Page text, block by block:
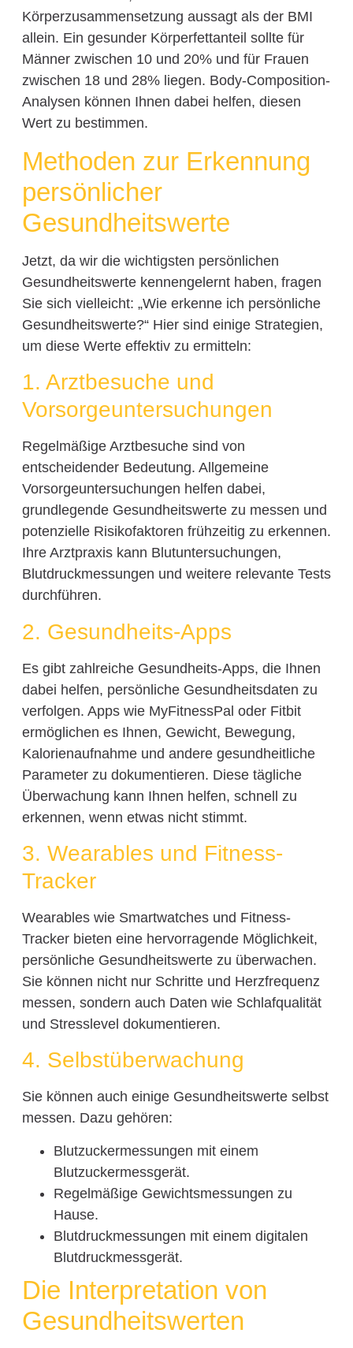
Körperzusammensetzung aussagt als der BMI
allein. Ein gesunder Körperfettanteil sollte für
Männer zwischen 10 und 20% und für Frauen
zwischen 18 und 28% liegen. Body-Composition-
Analysen können Ihnen dabei helfen, diesen
Wert zu bestimmen.
Methoden zur Erkennung
persönlicher
Gesundheitswerte
Jetzt, da wir die wichtigsten persönlichen
Gesundheitswerte kennengelernt haben, fragen
Sie sich vielleicht: „Wie erkenne ich persönliche
Gesundheitswerte?“ Hier sind einige Strategien,
um diese Werte effektiv zu ermitteln:
1. Arztbesuche und
Vorsorgeuntersuchungen
Regelmäßige Arztbesuche sind von
entscheidender Bedeutung. Allgemeine
Vorsorgeuntersuchungen helfen dabei,
grundlegende Gesundheitswerte zu messen und
potenzielle Risikofaktoren frühzeitig zu erkennen.
Ihre Arztpraxis kann Blutuntersuchungen,
Blutdruckmessungen und weitere relevante Tests
durchführen.
2. Gesundheits-Apps
Es gibt zahlreiche Gesundheits-Apps, die Ihnen
dabei helfen, persönliche Gesundheitsdaten zu
verfolgen. Apps wie MyFitnessPal oder Fitbit
ermöglichen es Ihnen, Gewicht, Bewegung,
Kalorienaufnahme und andere gesundheitliche
Parameter zu dokumentieren. Diese tägliche
Überwachung kann Ihnen helfen, schnell zu
erkennen, wenn etwas nicht stimmt.
3. Wearables und Fitness-
Tracker
Wearables wie Smartwatches und Fitness-
Tracker bieten eine hervorragende Möglichkeit,
persönliche Gesundheitswerte zu überwachen.
Sie können nicht nur Schritte und Herzfrequenz
messen, sondern auch Daten wie Schlafqualität
und Stresslevel dokumentieren.
4. Selbstüberwachung
Sie können auch einige Gesundheitswerte selbst
messen. Dazu gehören:
Blutzuckermessungen mit einem
Blutzuckermessgerät.
Regelmäßige Gewichtsmessungen zu
Hause.
Blutdruckmessungen mit einem digitalen
Blutdruckmessgerät.
Die Interpretation von
Gesundheitswerten